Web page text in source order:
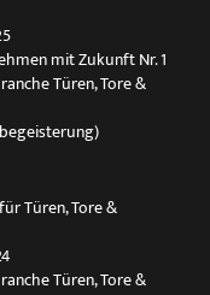
mit Zukunft Nr. 1
Türen, Tore &
Türen, Tore &
Türen, Tore &